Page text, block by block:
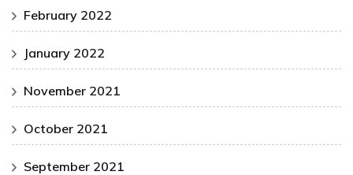
February 2022
January 2022
November 2021
October 2021
September 2021